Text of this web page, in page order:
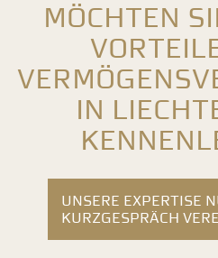
Möchten
in
UNSERE EXPERTISE
KURZGESPRÄCH